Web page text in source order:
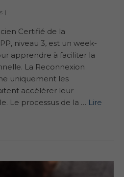
|
Certifié de la
niveau 3, est un week-
apprendre à faciliter la
La Reconnexion
uniquement les
accélérer leur
Le processus de la … Lire